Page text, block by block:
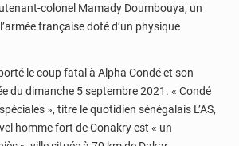
colonel Mamady Doumbouya, un
française doté d’un physique
le coup fatal à Alpha Condé et son
du dimanche 5 septembre 2021. « Condé
», titre le quotidien sénégalais L’AS,
homme fort de Conakry est « un